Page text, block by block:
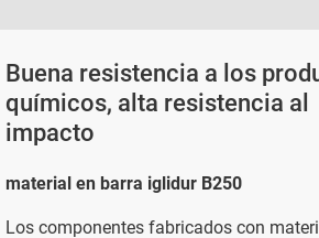
Buena resistencia a los
químicos, alta resistencia al
impacto
material en barra iglidur B250
Los componentes fabricados con